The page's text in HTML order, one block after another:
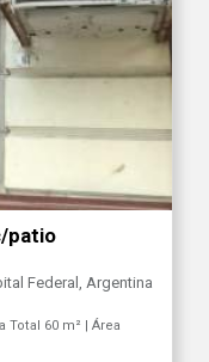
patio
Federal, Argentina
Total 60 m² | Área